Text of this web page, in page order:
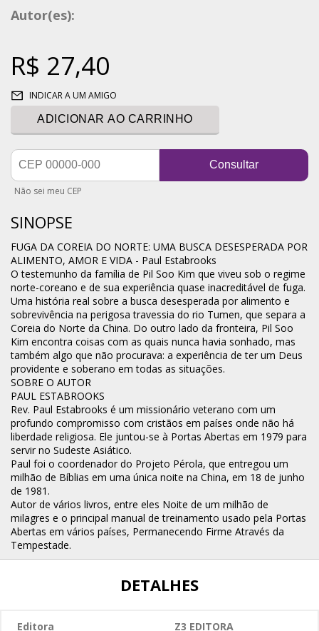
Autor(es):
R$ 27,40
INDICAR A UM AMIGO
ADICIONAR AO CARRINHO
Consultar
Não sei meu CEP
SINOPSE
FUGA DA COREIA DO NORTE: UMA BUSCA DESESPERADA POR
ALIMENTO, AMOR E VIDA - Paul Estabrooks
O testemunho da família de Pil Soo Kim que viveu sob o regime
norte-coreano e de sua experiência quase inacreditável de fuga.
Uma história real sobre a busca desesperada por alimento e
sobrevivência na perigosa travessia do rio Tumen, que separa a
Coreia do Norte da China. Do outro lado da fronteira, Pil Soo
Kim encontra coisas com as quais nunca havia sonhado, mas
também algo que não procurava: a experiência de ter um Deus
providente e soberano em todas as situações.
SOBRE O AUTOR
PAUL ESTABROOKS
Rev. Paul Estabrooks é um missionário veterano com um
profundo compromisso com cristãos em países onde não há
liberdade religiosa. Ele juntou-se à Portas Abertas em 1979 para
servir no Sudeste Asiático.
Paul foi o coordenador do Projeto Pérola, que entregou um
milhão de Bíblias em uma única noite na China, em 18 de junho
de 1981.
Autor de vários livros, entre eles Noite de um milhão de
milagres e o principal manual de treinamento usado pela Portas
Abertas em vários países, Permanecendo Firme Através da
Tempestade.
DETALHES
Editora Z3 EDITORA